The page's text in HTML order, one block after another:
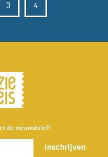
3 4
de nieuwsbrief!
inschrijven